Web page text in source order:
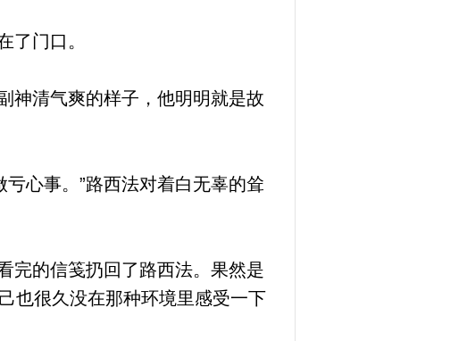
了门口。
神清气爽的样子，他明明就是故
心事。”路西法对着白无辜的耸
完的信笺扔回了路西法。果然是
也很久没在那种环境里感受一下